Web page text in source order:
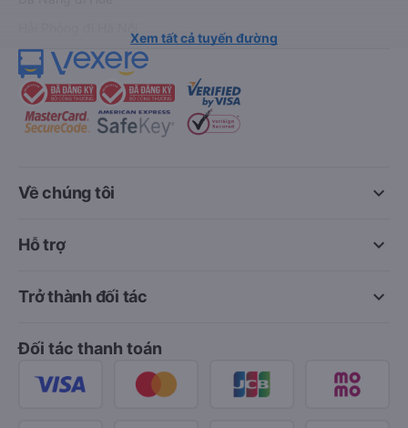
Xem tất cả tuyến đường
keyboard_arrow_down
Về chúng tôi
keyboard_arrow_down
Hỗ trợ
keyboard_arrow_down
Trở thành đối tác
Đối tác thanh toán